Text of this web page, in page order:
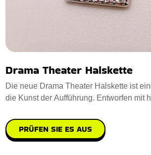
Drama Theater Halskette
Die neue Drama Theater Halskette ist
die Kunst der Aufführung. Entworfen mit
PRÜFEN SIE ES AUS